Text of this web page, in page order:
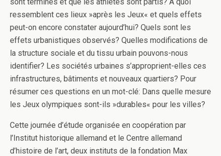
ressemblent ces lieux »après les Jeux« et quels effets
peut-on encore constater aujourd’hui? Quels sont les
effets urbanistiques observés? Quelles modifications de
la structure sociale et du tissu urbain pouvons-nous
identifier? Les sociétés urbaines s’approprient-elles ces
infrastructures, bâtiments et nouveaux quartiers? Pour
résumer ces questions en un mot-clé: Dans quelle mesure
les Jeux olympiques sont-ils »durables« pour les villes?
Cette journée d’étude organisée en coopération par
l’Institut historique allemand et le Centre allemand
d’histoire de l’art, deux instituts de la fondation Max